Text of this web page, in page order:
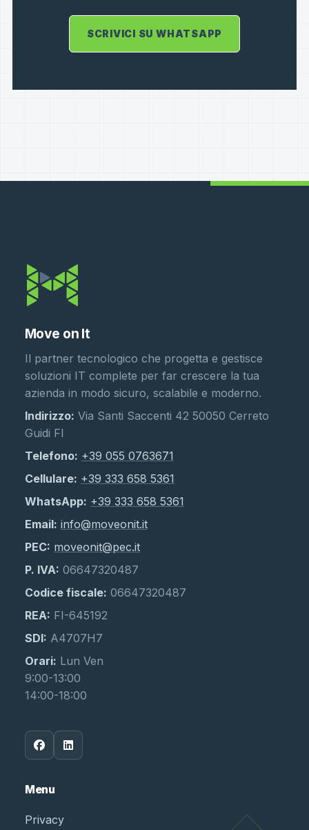
SCRIVICI SU WHATSAPP
Move on It
Il partner tecnologico che progetta e gestisce
soluzioni IT complete per far crescere la tua
azienda in modo sicuro, scalabile e moderno.
Indirizzo: Via Santi Saccenti 42 50050 Cerreto
Guidi FI
Telefono: +39 055 0763671
Cellulare: +39 333 658 5361
WhatsApp: +39 333 658 5361
Email: info@moveonit.it
PEC: moveonit@pec.it
P. IVA: 06647320487
Codice fiscale: 06647320487
REA: FI-645192
SDI: A4707H7
Orari: Lun Ven
9:00-13:00
14:00-18:00
Menu
Privacy